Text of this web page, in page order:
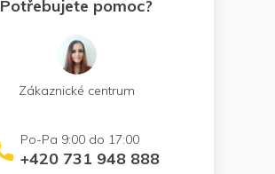
Potřebujete pomoc?
Zákaznické centrum
+420 731 948 888